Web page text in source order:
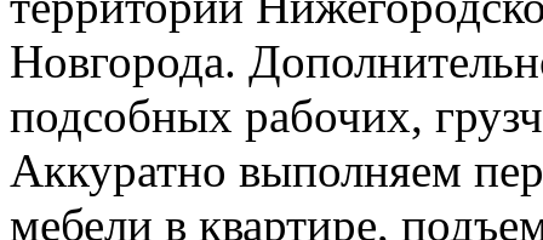
Новгорода.
подсобных рабочих,
Аккуратно выполняем
мебели в квартире,